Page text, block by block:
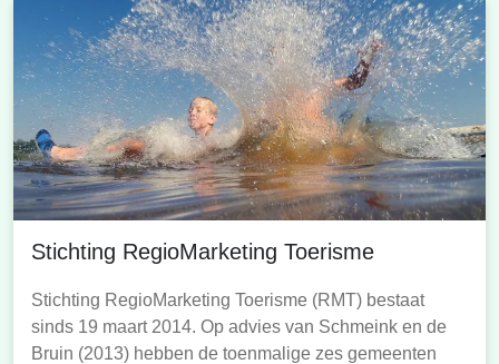
Stichting RegioMarketing Toerisme
Stichting RegioMarketing Toerisme (RMT) bestaat
sinds 19 maart 2014. Op advies van Schmeink en de
Bruin (2013) hebben de toenmalige zes gemeenten